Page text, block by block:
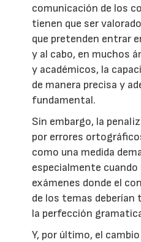
comunicación de los
tienen que ser
que pretenden entrar
y al cabo, en muchos
y académicos, la
de manera precisa y
fundamental.
Sin embargo, la
por errores
como una medida
especialmente
exámenes donde el
de los temas deberían
la perfección
Y, por último, el